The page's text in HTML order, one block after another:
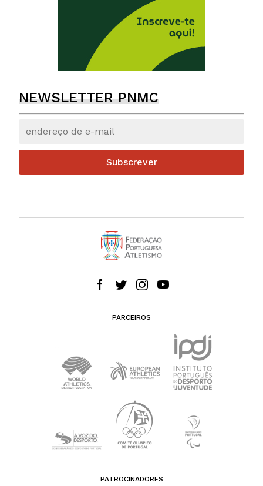
NEWSLETTER PNMC
Subscrever
PARCEIROS
PATROCINADORES